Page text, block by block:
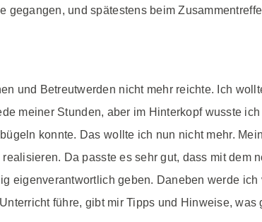
und spätestens beim
und Betreutwerden nicht mehr reichte. Ich
meiner Stunden, aber im Hinterkopf wusste
konnte. Das wollte ich nun nicht mehr.
Da passte es sehr gut, dass mit dem
eigenverantwortlich geben. Daneben werde ich
führe, gibt mir Tipps und Hinweise, was